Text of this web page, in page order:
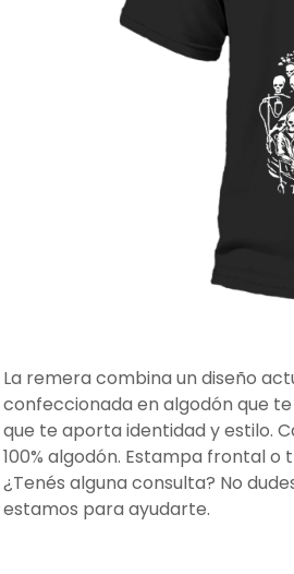
La remera combina un diseño
confeccionada en algodón que
que te aporta identidad y estilo.
100% algodón. Estampa frontal
¿Tenés alguna consulta? No
estamos para ayudarte.